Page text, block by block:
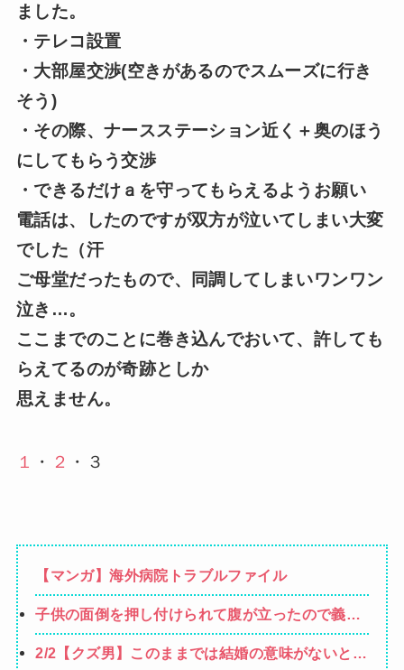
ました。
・テレコ設置
・大部屋交渉(空きがあるのでスムーズに行き
そう)
・その際、ナースステーション近く＋奥のほう
にしてもらう交渉
・できるだけａを守ってもらえるようお願い
電話は、したのですが双方が泣いてしまい大変
でした（汗
ご母堂だったもので、同調してしまいワンワン
泣き…。
ここまでのことに巻き込んでおいて、許しても
らえてるのが奇跡としか
思えません。
１ ・ ２ ・３
【マンガ】海外病院トラブルファイル
子供の面倒を押し付けられて腹が立ったので義兄
嫁に抗議したら、なぜか向こうも物凄く怒ってい
る→全て私の旦那のせいだった
2/2【クズ男】このままでは結婚の意味がないと言